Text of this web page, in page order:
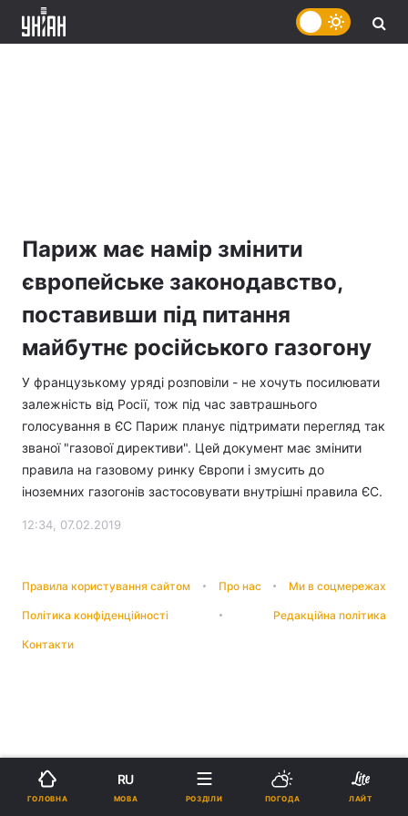
Париж має намір змінити
європейське законодавство,
поставивши під питання
майбутнє російського газогону
У французькому уряді розповіли - не хочуть посилювати
залежність від Росії, тож під час завтрашнього
голосування в ЄС Париж планує підтримати перегляд так
званої "газової директиви". Цей документ має змінити
правила на газовому ринку Європи і змусить до
іноземних газогонів застосовувати внутрішні правила ЄС.
12:34, 07.02.2019
Правила користування сайтом Про нас Ми в соцмережах
Політика конфіденційності Редакційна політика
Контакти
ГОЛОВНА
RU
МОВА РОЗДІЛИ ПОГОДА ЛАЙТ